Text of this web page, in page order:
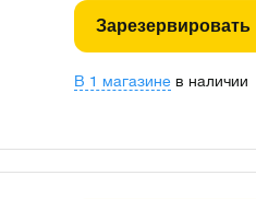
Зарезервировать
В 1 магазине в наличии